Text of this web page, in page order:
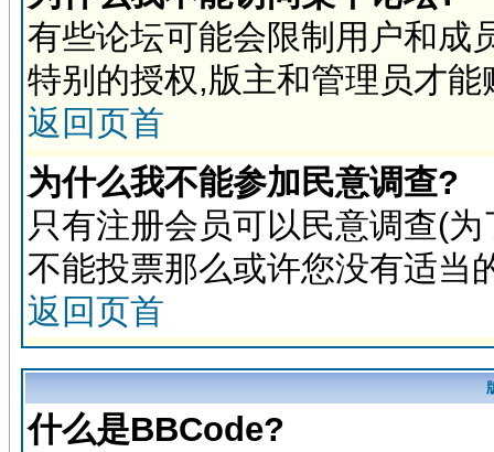
有些论坛可能会限制用户和成
特别的授权,版主和管理员才
返回页首
为什么我不能参加民意调查?
只有注册会员可以民意调查(
不能投票那么或许您没有适当
返回页首
什么是BBCode?